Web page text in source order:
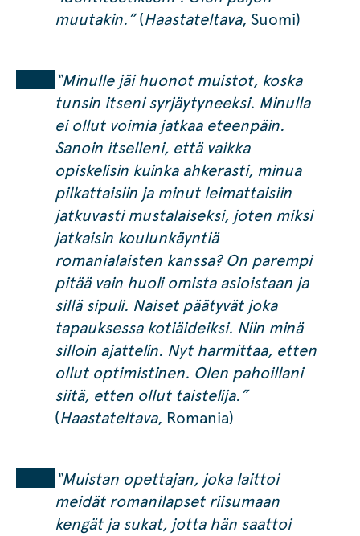
muutakin.”(Haastateltava, Suomi)
“Minulle jäi huonot muistot, koska
tunsin itseni syrjäytyneeksi. Minulla
ei ollut voimia jatkaa eteenpäin.
Sanoin itselleni, että vaikka
opiskelisin kuinka ahkerasti, minua
pilkattaisiin ja minut leimattaisiin
jatkuvasti mustalaiseksi, joten miksi
jatkaisin koulunkäyntiä
romanialaisten kanssa? On parempi
pitää vain huoli omista asioistaan ja
sillä sipuli. Naiset päätyvät joka
tapauksessa kotiäideiksi. Niin minä
silloin ajattelin. Nyt harmittaa, etten
ollut optimistinen. Olen pahoillani
siitä, etten ollut taistelija.”
(Haastateltava, Romania)
“Muistan opettajan, joka laittoi
meidät romanilapset riisumaan
kengät ja sukat, jotta hän saattoi